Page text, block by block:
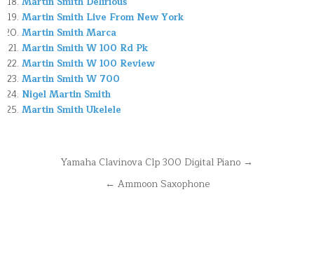
Martin Smith Live From New York
Martin Smith Marca
Martin Smith W 100 Rd Pk
Martin Smith W 100 Review
Martin Smith W 700
Nigel Martin Smith
Martin Smith Ukelele
Navegación
Yamaha Clavinova Clp 300 Digital Piano →
← Ammoon Saxophone